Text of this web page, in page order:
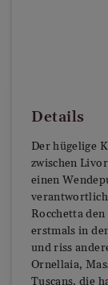
Details
Der hügelige
zwischen
einen
Rocchetta
erstmals in
und riss
Ornellaia,
Tuscans, die